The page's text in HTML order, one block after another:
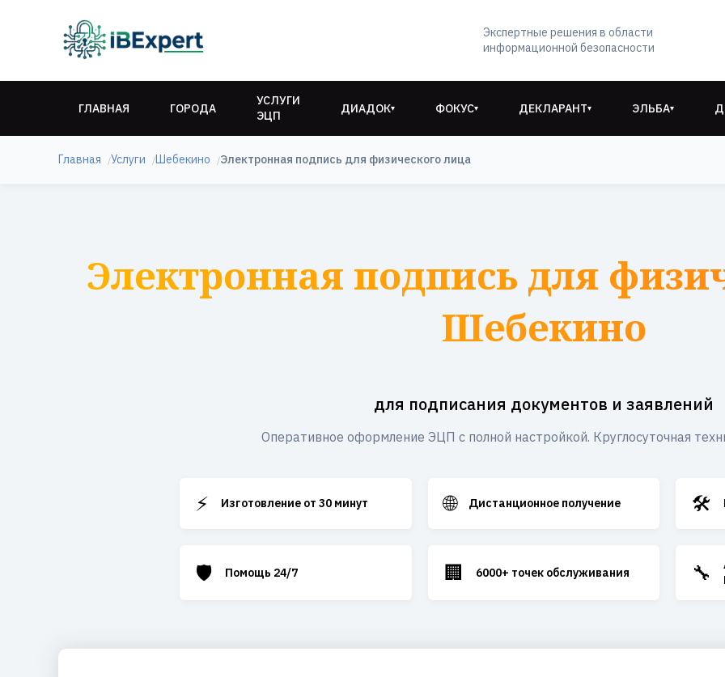
Экспертные решения в области
информационной безопасности
ГЛАВНАЯ ГОРОДА
УСЛУГИ
ЭЦП
ДИАДОК▾ ФОКУС▾ ДЕКЛАРАНТ▾ ЭЛЬБА▾
Главная Услуги Шебекино Электронная подпись для физического лица
Электронная подпись для
Шебекино
для подписания документов и заявлений
Оперативное оформление ЭЦП с полной настройкой. Круглосуточная
⚡ Изготовление от 30 минут 🌐 Дистанционное получение 🛠️
🛡️ Помощь 24/7 🏢 6000+ точек обслуживания 🔧